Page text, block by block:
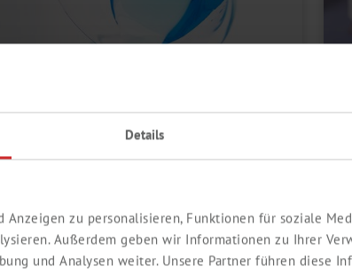
Details
Anzeigen zu personalisieren, Funktionen für soziale
Außerdem geben wir Informationen zu Ihrer
und Analysen weiter. Unsere Partner führen diese
LIQUID HANDLING